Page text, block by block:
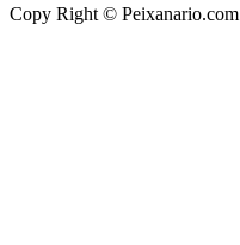
Copy Right © Peixanario.com